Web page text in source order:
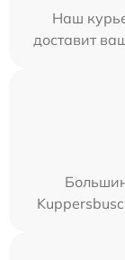
Наш
доставит